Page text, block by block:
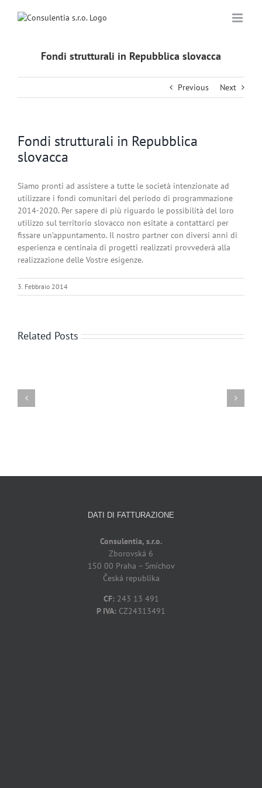
Fondi strutturali in Repubblica slovacca
Previous Next
Fondi strutturali in Repubblica
slovacca
Siamo pronti ad assistere a tutte le società intenzionate ad
utilizzare i fondi comunitari del periodo di programmazione
2014-2020. Per sapere di più riguardo le possibilità del loro
utilizzo sul territorio slovacco non esitate a contattarci per
fissare un’appuntamento. Il nostro partner con diversi anni di
esperienza e centinaia di progetti realizzati provvederà alla
realizzazione delle Vostre esigenze.
3. Febbraio 2014
Related Posts
DATI DI FATTURAZIONE
Consulentia, s.r.o.
Zborovská 6
150 00 Praha – Smíchov
Česká republika
CF:243 13 491
P IVA: CZ24313491